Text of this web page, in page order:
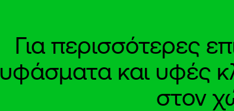
Για περισσότερες
υφάσματα και υφές
στον